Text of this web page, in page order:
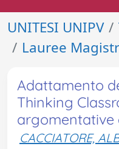
UNITESI UNIPV
Lauree
Adattamento
Thinking
argomentative
CACCIATORE,